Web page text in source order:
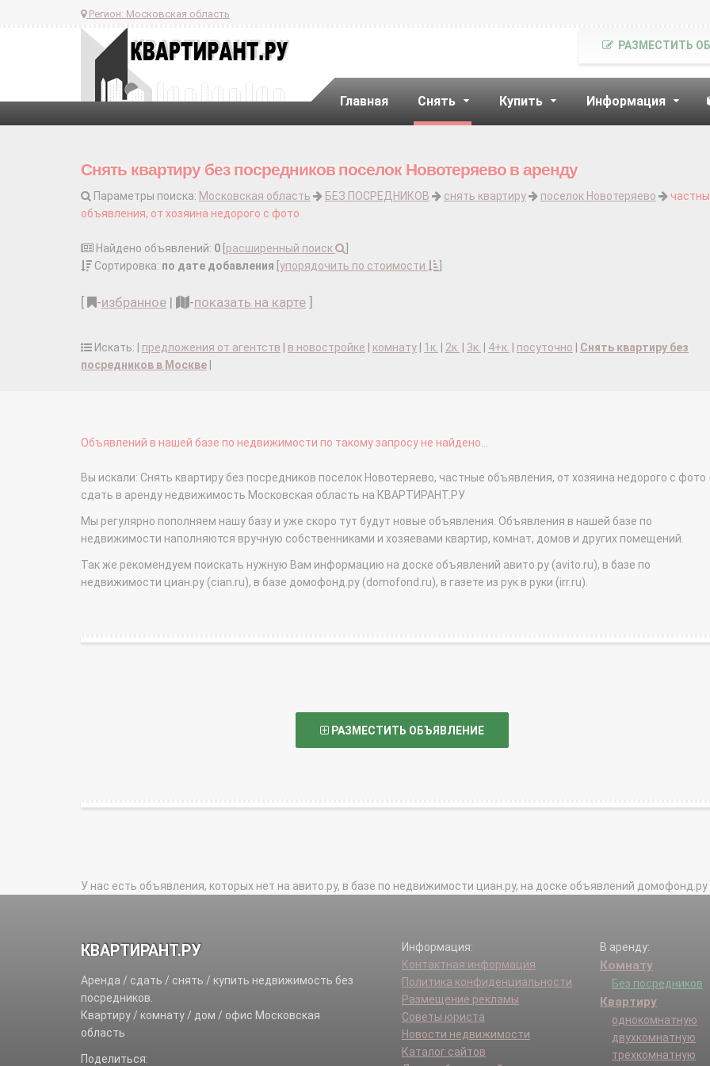
Регион: Московская область
Главная Снять Купить Информация
РАЗМЕСТИТЬ
Снять квартиру без посредников поселок Новотеряево в аренду
Параметры поиска: Московская область БЕЗ ПОСРЕДНИКОВ снять квартиру поселок Новотеряево
объявления, от хозяина недорого с фото
Найдено объявлений: 0 расширенный поиск
Сортировка: по дате добавления упорядочить по стоимости
-избранное | -показать на карте
Искать: | предложения от агентств в новостройке комнату 1к. 2к. 3к. 4+к. посуточно
Снять квартиру без
посредников в Москве
Объявлений в нашей базе по недвижимости по такому запросу не найдено...
Вы искали: Снять квартиру без посредников поселок Новотеряево, частные объявления, от хозяина недорого с фото
сдать в аренду недвижимость Московская область на КВАРТИРАНТ.РУ
Мы регулярно пополняем нашу базу и уже скоро тут будут новые объявления. Объявления в нашей базе по
недвижимости наполняются вручную собственниками и хозяевами квартир, комнат, домов и других помещений.
Так же рекомендуем поискать нужную Вам информацию на доске объявлений авито.ру (avito.ru), в базе по
недвижимости циан.ру (cian.ru), в базе домофонд.ру (domofond.ru), в газете из рук в руки (irr.ru).
РАЗМЕСТИТЬ ОБЪЯВЛЕНИЕ
У нас есть объявления, которых нет на авито.ру, в базе по недвижимости циан.ру, на доске объявлений домофонд.ру
КВАРТИРАНТ.РУ
Аренда / сдать / снять / купить недвижимость без
посредников.
Квартиру / комнату / дом / офис Московская
область
Поделиться:
Информация:
Контактная информация
Политика конфиденциальности
Размещение рекламы
Советы юриста
Новости недвижимости
Каталог сайтов
В аренду:
Комнату
Без посредников
Квартиру
однокомнатную
двухкомнатную
трехкомнатную